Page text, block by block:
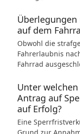
auf dem
Obwohl die
Fahrerlaubnis
Fahrrad
Unter
Antrag auf
auf Erfolg?
Eine